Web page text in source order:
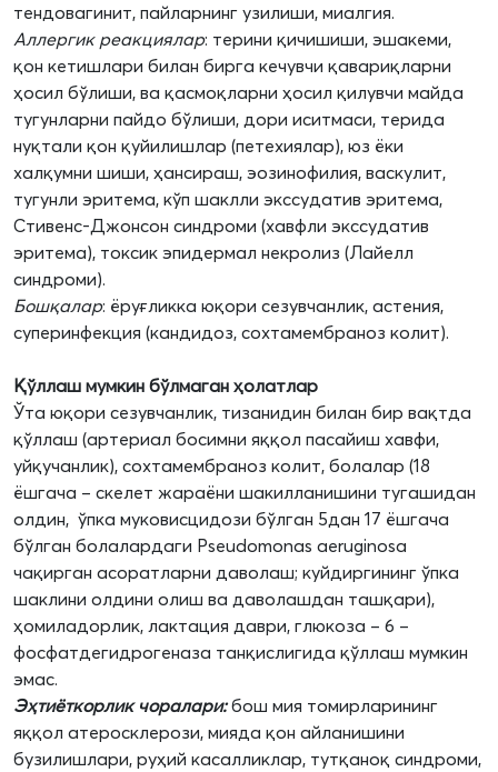
тендовагинит, пайларнинг узилиши, миалгия.
Аллергик реакциялар: терини қичишиши, эшакеми,
қон кетишлари билан бирга кечувчи қавариқларни
ҳосил бўлиши, ва қасмоқларни ҳосил қилувчи майда
тугунларни пайдо бўлиши, дори иситмаси, терида
нуқтали қон қуйилишлар (петехиялар), юз ёки
халқумни шиши, ҳансираш, эозинофилия, васкулит,
тугунли эритема, кўп шаклли экссудатив эритема,
Стивенс-Джонсон синдроми (хавфли экссудатив
эритема), токсик эпидермал некролиз (Лайелл
синдроми).
Бошқалар: ёруғликка юқори сезувчанлик, астения,
суперинфекция (кандидоз, сохтамембраноз колит).
Қўллаш мумкин бўлмаган ҳолатлар
Ўта юқори сезувчанлик, тизанидин билан бир вақтда
қўллаш (артериал босимни яққол пасайиш хавфи,
уйқучанлик), сохтамембраноз колит, болалар (18
ёшгача – скелет жараёни шакилланишини тугашидан
олдин, ўпка муковисцидози бўлган 5дан 17 ёшгача
бўлган болалардаги Pseudomonas aeruginosa
чақирган асоратларни даволаш; куйдиргининг ўпка
шаклини олдини олиш ва даволашдан ташқари),
ҳомиладорлик, лактация даври, глюкоза – 6 –
фосфатдегидрогеназа танқислигида қўллаш мумкин
эмас.
Эҳтиёткорлик чоралари:бош мия томирларининг
яққол атеросклерози, мияда қон айланишини
бузилишлари, руҳий касалликлар, тутқаноқ синдроми,